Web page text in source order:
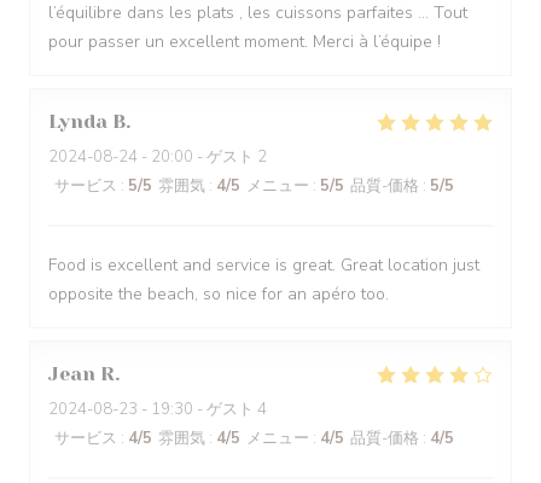
l’équilibre dans les plats , les cuissons parfaites … Tout
pour passer un excellent moment. Merci à l’équipe !
Lynda B
2024-08-24 - 20:00 - ゲスト 2
サービス : 5/5 雰囲気 : 4/5 メニュー : 5/5 品質-価格 : 5/5
Food is excellent and service is great. Great location just
opposite the beach, so nice for an apéro too.
Jean R
2024-08-23 - 19:30 - ゲスト 4
サービス : 4/5 雰囲気 : 4/5 メニュー : 4/5 品質-価格 : 4/5